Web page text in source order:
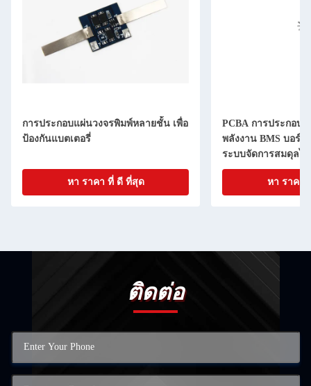
การประกอบแผ่นวงจรพิมพ์หลายชั้น เพื่อ
ป้องกันแบตเตอรี่
หา ราคา ที่ ดี ที่สุด
PCBA การประกอบง
พลังงาน BMS บอร์ด
ระบบจัดการสมดุลไ
หา ราคา
ติดต่อ